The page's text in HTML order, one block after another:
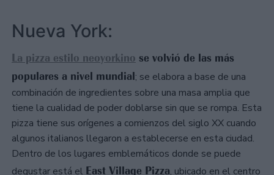
Nueva York:
La pizza estilo neoyorkino se volvió de las más
populares a nivel mundial; se elabora a base de una
combinación de ingredientes sobre una masa amplia que
tiene la cualidad de poder doblarse sin que se rompa. Esta
pizza tiene sus orígenes a comienzos del siglo XX cuando
algunos italianos llegaron a establecerse en esta ciudad.
Dentro de los lugares emblemáticos donde se puede
degustar está el East Village Pizza, ubicado en el centro